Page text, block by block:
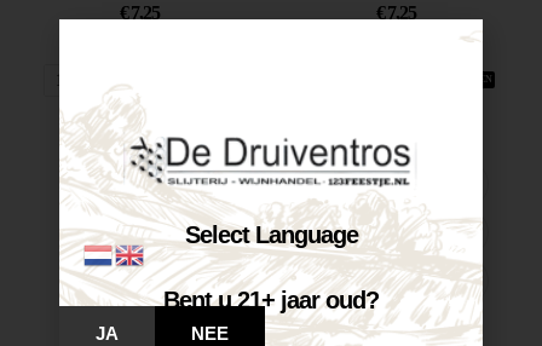
€ 7,25 € 7,25
VOEG TOE AAN WINKELWAGEN
Select Language
Bent u 21+ jaar oud?
JA NEE